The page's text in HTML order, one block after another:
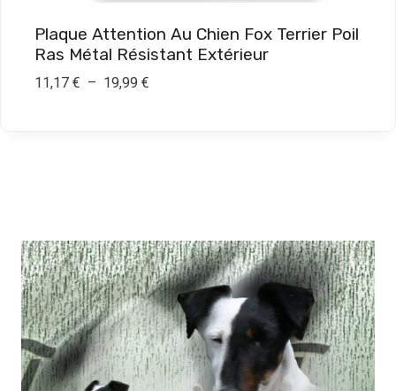
,
9
0
Plaque Attention Au Chien Fox Terrier Poil
Ras Métal Résistant Extérieur
11,17 € – 19,99 €P
p
r
i
x
:
1